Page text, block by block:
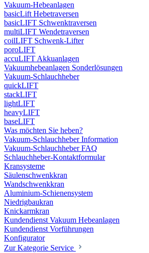
Vakuum-Hebeanlagen
basicLift Hebetraversen
basicLIFT Schwenktraversen
multiLIFT Wendetraversen
coilLIFT Schwenk-Lifter
poroLIFT
accuLIFT Akkuanlagen
Vakuumhebeanlagen Sonderlösungen
Vakuum-Schlauchheber
quickLIFT
stackLIFT
lightLIFT
heavyLIFT
baseLIFT
Was möchten Sie heben?
Vakuum-Schlauchheber Information
Vakuum-Schlauchheber FAQ
Schlauchheber-Kontaktformular
Kransysteme
Säulenschwenkkran
Wandschwenkkran
Aluminium-Schienensystem
Niedrigbaukran
Knickarmkran
Kundendienst Vakuum Hebeanlagen
Kundendienst Vorführungen
Konfigurator
Zur Kategorie Service